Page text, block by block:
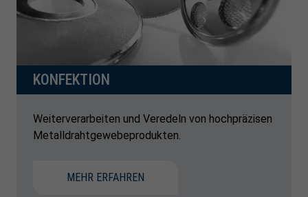
KONFEKTION
Weiterverarbeiten und Veredeln von hochpräzisen
Metalldrahtgewebeprodukten.
MEHR ERFAHREN